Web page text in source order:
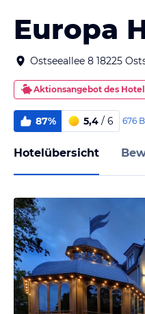
Europa
Ostseeallee 8 18225
Aktionsangebot des
87% 5,4 / 6 676
Hotelübersicht